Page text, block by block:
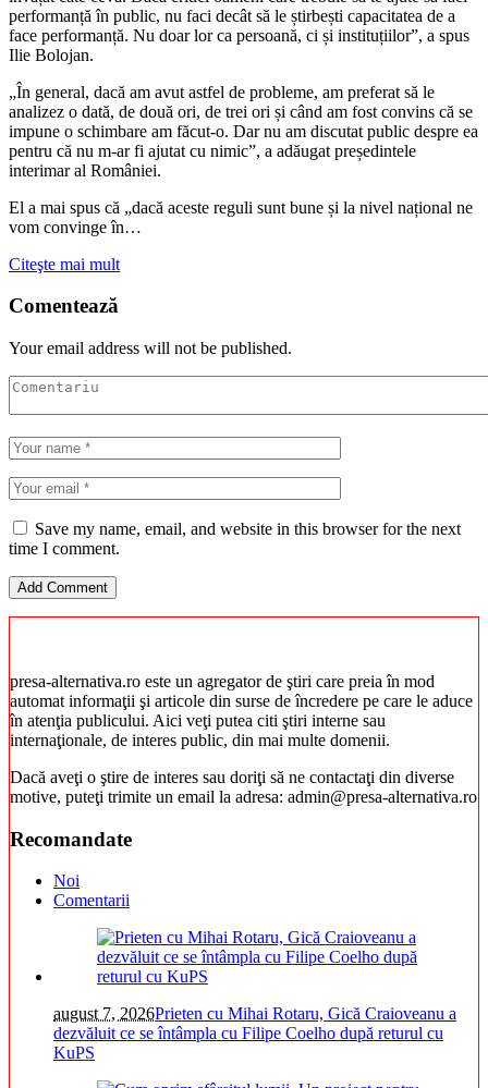
performanță în public, nu faci decât să le știrbești capacitatea de a
face performanță. Nu doar lor ca persoană, ci și instituțiilor”, a spus
Ilie Bolojan.
„În general, dacă am avut astfel de probleme, am preferat să le
analizez o dată, de două ori, de trei ori și când am fost convins că se
impune o schimbare am făcut-o. Dar nu am discutat public despre ea
pentru că nu m-ar fi ajutat cu nimic”, a adăugat președintele
interimar al României.
El a mai spus că „dacă aceste reguli sunt bune și la nivel național ne
vom convinge în…
Citeşte mai mult
Comentează
Your email address will not be published.
Save my name, email, and website in this browser for the next
time I comment.
presa-alternativa.ro este un agregator de ştiri care preia în mod
automat informaţii şi articole din surse de încredere pe care le aduce
în atenţia publicului. Aici veţi putea citi ştiri interne sau
internaţionale, de interes public, din mai multe domenii.
Dacă aveţi o ştire de interes sau doriţi să ne contactaţi din diverse
motive, puteţi trimite un email la adresa: admin@presa-alternativa.ro
Recomandate
Noi
Comentarii
august 7, 2026Prieten cu Mihai Rotaru, Gică Craioveanu a
dezvăluit ce se întâmpla cu Filipe Coelho după returul cu
KuPS